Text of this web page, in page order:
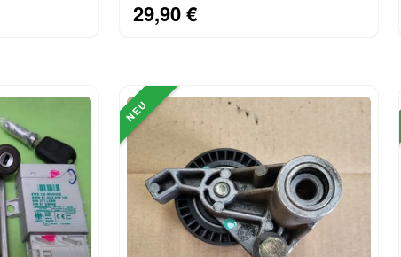
Aufnahme Halter 4146966
29,90 €
NEU